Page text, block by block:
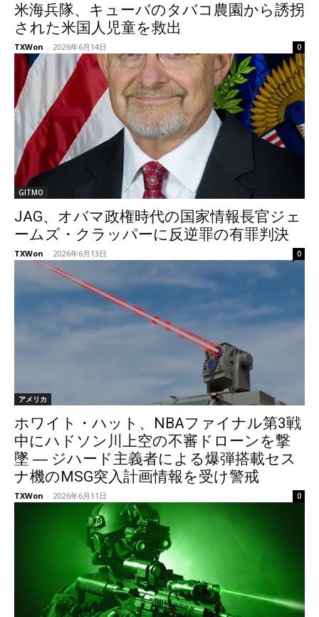
米海兵隊、キューバのタバコ農園から誘拐
された米国人児童を救出
TXWon - 2026年6月14日 0
GITMO
JAG、オバマ政権時代の国家情報長官ジェ
ームズ・クラッパーに反逆罪の有罪判決
TXWon - 2026年6月13日 0
アメリカ
ホワイト・ハット、NBAファイナル第3戦
中にハドソン川上空の不審ドローンを撃
墜 ― ジハード主義者による爆弾搭載セス
ナ機のMSG突入計画情報を受け警戒
TXWon - 2026年6月11日 0